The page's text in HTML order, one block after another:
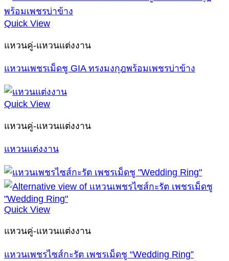
Quick View
แหวนคู่-แหวนแต่งงาน
แหวนเพชรเม็ดชู GIA ทรงมงกุฎพร้อมเพชรบ่าข้าง
Quick View
แหวนคู่-แหวนแต่งงาน
แหวนแต่งงาน
Quick View
แหวนคู่-แหวนแต่งงาน
แหวนเพชรไซส์กะรัต เพชรเม็ดชู “Wedding Ring”